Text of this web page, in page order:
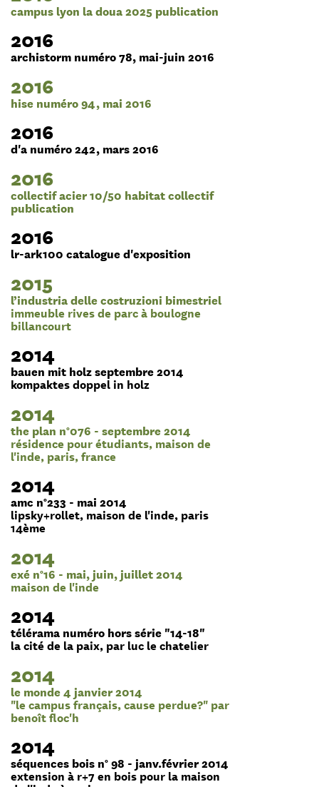
campus lyon la doua 2025 publication
2016
archistorm numéro 78, mai-juin 2016
2016
hise numéro 94, mai 2016
2016
d'a numéro 242, mars 2016
2016
collectif acier 10/50 habitat collectif
publication
2016
lr-ark100 catalogue d'exposition
2015
l’industria delle costruzioni bimestriel
immeuble rives de parc à boulogne
billancourt
2014
bauen mit holz septembre 2014
kompaktes doppel in holz
2014
the plan n°076 - septembre 2014
résidence pour étudiants, maison de
l'inde, paris, france
2014
amc n°233 - mai 2014
lipsky+rollet, maison de l'inde, paris
14ème
2014
exé n°16 - mai, juin, juillet 2014
maison de l'inde
2014
télérama numéro hors série "14-18"
la cité de la paix, par luc le chatelier
2014
le monde 4 janvier 2014
"le campus français, cause perdue?" par
benoît floc'h
2014
séquences bois n° 98 - janv.février 2014
extension à r+7 en bois pour la maison